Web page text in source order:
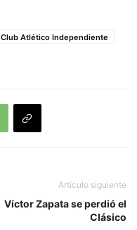
Club Atlético Independiente
Artículo siguiente
Víctor Zapata se perdió el
Clásico